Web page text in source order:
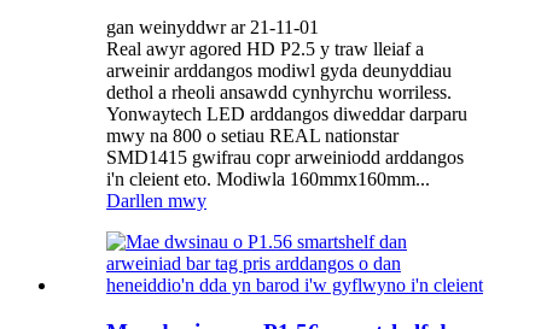
gan weinyddwr ar 21-11-01
Real awyr agored HD P2.5 y traw lleiaf a
arweinir arddangos modiwl gyda deunyddiau
dethol a rheoli ansawdd cynhyrchu worriless.
Yonwaytech LED arddangos diweddar darparu
mwy na 800 o setiau REAL nationstar
SMD1415 gwifrau copr arweiniodd arddangos
i'n cleient eto. Modiwla 160mmx160mm...
Darllen mwy